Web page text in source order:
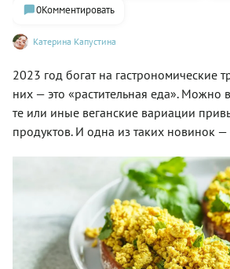
Катерина Капустина
0Комментировать
2023 год богат на гастрономические
них — это «растительная еда». Можно
те или иные веганские вариации
продуктов. И одна из таких новинок —